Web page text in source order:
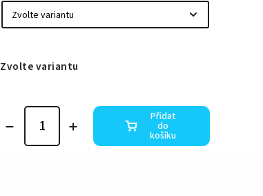
Zvolte variantu
Přidat
do
košíku